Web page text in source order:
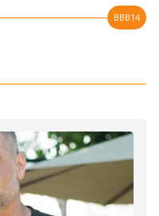
BBB14